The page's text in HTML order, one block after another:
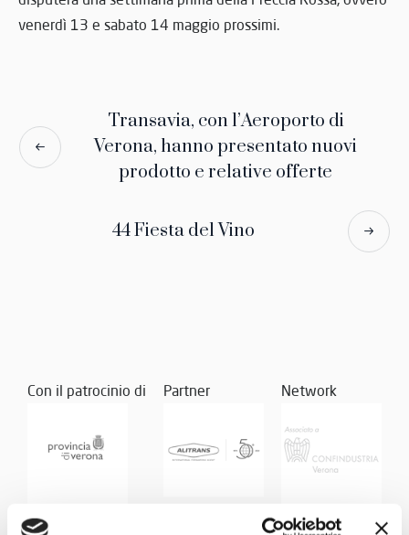
venerdì 13 e sabato 14 maggio prossimi.
Transavia, con l’Aeroporto di
Verona, hanno presentato nuovi
prodotto e relative offerte
44 Fiesta del Vino
Con il patrocinio di Partner Network